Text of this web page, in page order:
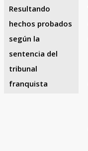
Resultando
hechos probados
según la
sentencia del
tribunal
franquista